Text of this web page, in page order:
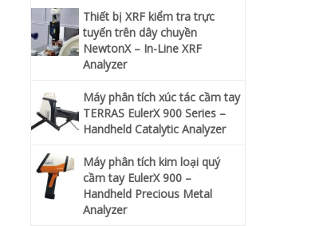
Thiết bị XRF kiểm tra trực
tuyến trên dây chuyền
NewtonX – In-Line XRF
Analyzer
Máy phân tích xúc tác cầm tay
TERRAS EulerX 900 Series –
Handheld Catalytic Analyzer
Máy phân tích kim loại quý
cầm tay EulerX 900 –
Handheld Precious Metal
Analyzer